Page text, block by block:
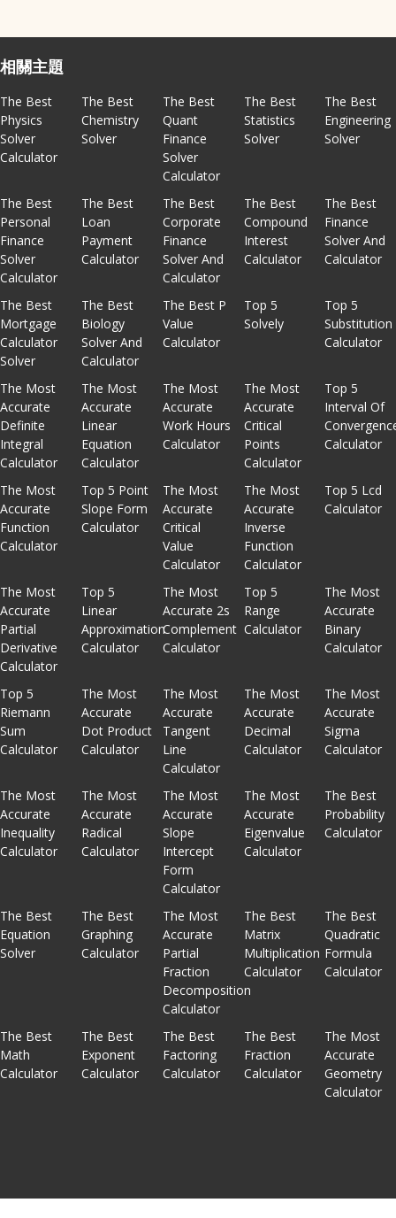
相關主題
The Best
Physics
Solver
Calculator
The Best
Chemistry
Solver
The Best
Quant
Finance
Solver
Calculator
The Best
Statistics
Solver
The Best
Engineering
Solver
The Best
Personal
Finance
Solver
Calculator
The Best
Loan
Payment
Calculator
The Best
Corporate
Finance
Solver And
Calculator
The Best
Compound
Interest
Calculator
The Best
Finance
Solver And
Calculator
The Best
Mortgage
Calculator
Solver
The Best
Biology
Solver And
Calculator
The Best P
Value
Calculator
Top 5
Solvely
Top 5
Substitution
Calculator
The Most
Accurate
Definite
Integral
Calculator
The Most
Accurate
Linear
Equation
Calculator
The Most
Accurate
Work Hours
Calculator
The Most
Accurate
Critical
Points
Calculator
Top 5
Interval Of
Calculator
The Most
Accurate
Function
Calculator
Top 5 Point
Slope Form
Calculator
The Most
Accurate
Critical
Value
Calculator
The Most
Accurate
Inverse
Function
Calculator
Top 5 Lcd
Calculator
The Most
Accurate
Partial
Derivative
Calculator
Top 5
Linear
Approximation
Calculator
The Most
Accurate 2s
Complement
Calculator
Top 5
Range
Calculator
The Most
Accurate
Binary
Calculator
Top 5
Riemann
Sum
Calculator
The Most
Accurate
Dot Product
Calculator
The Most
Accurate
Tangent
Line
Calculator
The Most
Accurate
Decimal
Calculator
The Most
Accurate
Sigma
Calculator
The Most
Accurate
Inequality
Calculator
The Most
Accurate
Radical
Calculator
The Most
Accurate
Slope
Intercept
Form
Calculator
The Most
Accurate
Eigenvalue
Calculator
The Best
Probability
Calculator
The Best
Equation
Solver
The Best
Graphing
Calculator
The Most
Accurate
Partial
Fraction
Decomposition
Calculator
The Best
Matrix
Multiplication
Calculator
The Best
Quadratic
Formula
Calculator
The Best
Math
Calculator
The Best
Exponent
Calculator
The Best
Factoring
Calculator
The Best
Fraction
Calculator
The Most
Accurate
Geometry
Calculator